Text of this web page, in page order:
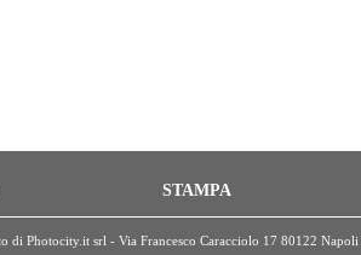
STAMPA
di Photocity.it srl - Via Francesco Caracciolo 17 80122